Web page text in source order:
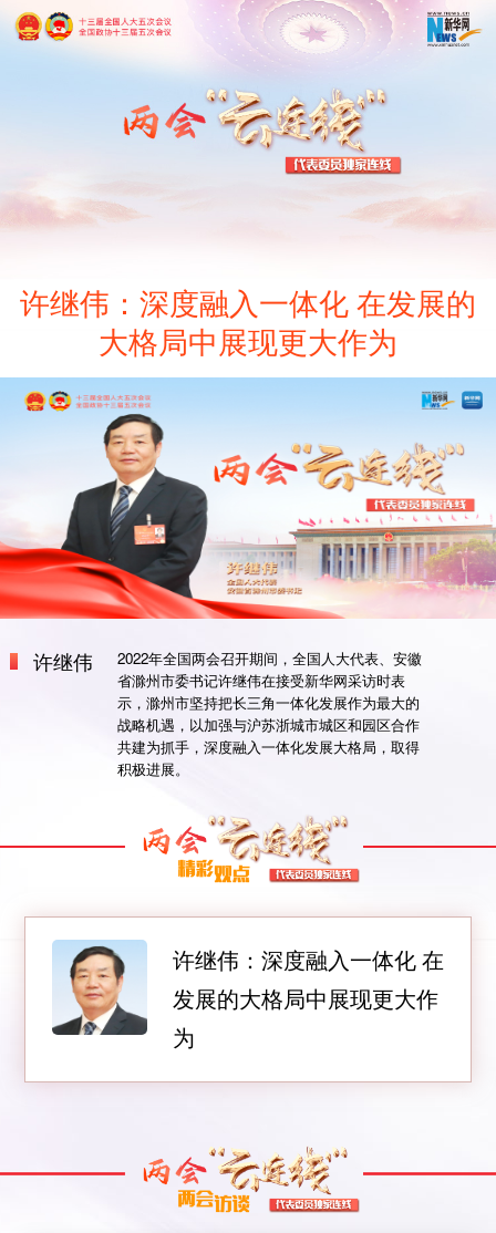
许继伟：深度融入一体化 在发展的
大格局中展现更大作为
许继伟
2022年全国两会召开期间，全国人大代表、安徽
省滁州市委书记许继伟在接受新华网采访时表
示，滁州市坚持把长三角一体化发展作为最大的
战略机遇，以加强与沪苏浙城市城区和园区合作
共建为抓手，深度融入一体化发展大格局，取得
积极进展。
许继伟：深度融入一体化 在
发展的大格局中展现更大作
为